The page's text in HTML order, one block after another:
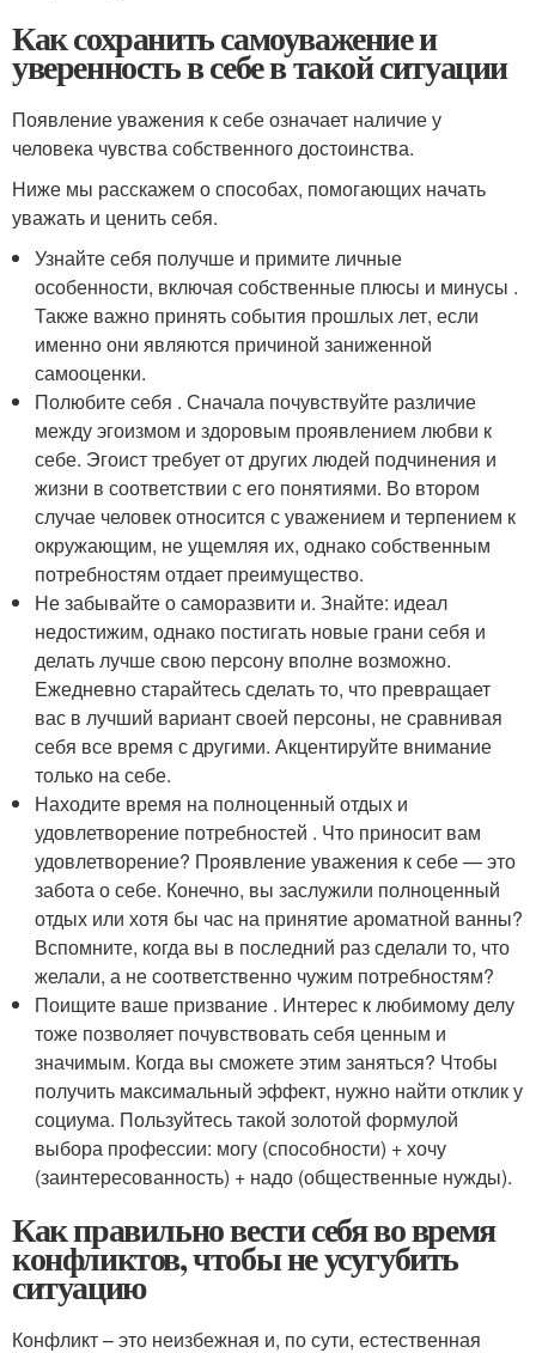
Как сохранить самоуважение и
уверенность в себе в такой ситуации
Появление уважения к себе означает наличие у
человека чувства собственного достоинства.
Ниже мы расскажем о способах, помогающих начать
уважать и ценить себя.
Узнайте себя получше и примите личные
особенности, включая собственные плюсы и минусы .
Также важно принять события прошлых лет, если
именно они являются причиной заниженной
самооценки.
Полюбите себя . Сначала почувствуйте различие
между эгоизмом и здоровым проявлением любви к
себе. Эгоист требует от других людей подчинения и
жизни в соответствии с его понятиями. Во втором
случае человек относится с уважением и терпением к
окружающим, не ущемляя их, однако собственным
потребностям отдает преимущество.
Не забывайте о саморазвити и. Знайте: идеал
недостижим, однако постигать новые грани себя и
делать лучше свою персону вполне возможно.
Ежедневно старайтесь сделать то, что превращает
вас в лучший вариант своей персоны, не сравнивая
себя все время с другими. Акцентируйте внимание
только на себе.
Находите время на полноценный отдых и
удовлетворение потребностей . Что приносит вам
удовлетворение? Проявление уважения к себе — это
забота о себе. Конечно, вы заслужили полноценный
отдых или хотя бы час на принятие ароматной ванны?
Вспомните, когда вы в последний раз сделали то, что
желали, а не соответственно чужим потребностям?
Поищите ваше призвание . Интерес к любимому делу
тоже позволяет почувствовать себя ценным и
значимым. Когда вы сможете этим заняться? Чтобы
получить максимальный эффект, нужно найти отклик у
социума. Пользуйтесь такой золотой формулой
выбора профессии: могу (способности) + хочу
(заинтересованность) + надо (общественные нужды).
Как правильно вести себя во время
конфликтов, чтобы не усугубить
ситуацию
Конфликт – это неизбежная и, по сути, естественная